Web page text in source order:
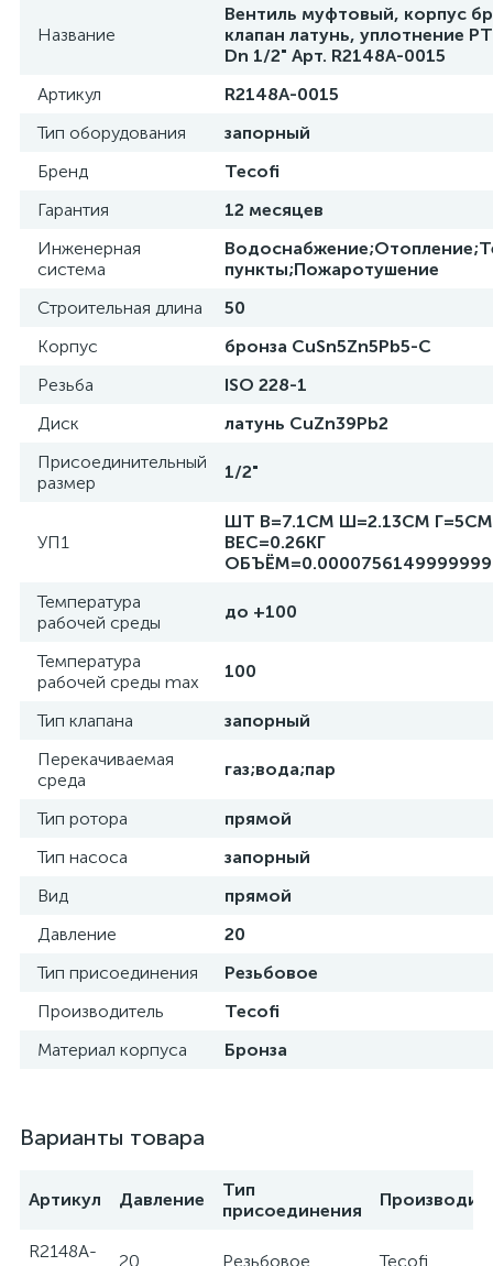
Название
Вентиль муфтовый, корпус
клапан латунь, уплотнение
Dn 1/2" Арт. R2148A-0015
Артикул
R2148A-0015
Тип оборудования
запорный
Бренд
Tecofi
Гарантия
12 месяцев
Инженерная
система
пункты;Пожаротушение
Строительная длина
50
Корпус
бронза CuSn5Zn5Pb5-C
Резьба
ISO 228-1
Диск
латунь CuZn39Pb2
Присоединительный
размер
1/2"
УП1
ШТ В=7.1СМ Ш=2.13СМ Г=5СМ
ВЕС=0.26КГ
Температура
рабочей среды
до +100
Температура
рабочей среды max
100
Тип клапана
запорный
Перекачиваемая
среда
газ;вода;пар
Тип ротора
прямой
Тип насоса
запорный
Вид
прямой
Давление
20
Тип присоединения
Резьбовое
Производитель
Tecofi
Материал корпуса
Бронза
Варианты товара
Артикул Давление
Тип
присоединения
R2148A-
20 Резьбовое Tecofi